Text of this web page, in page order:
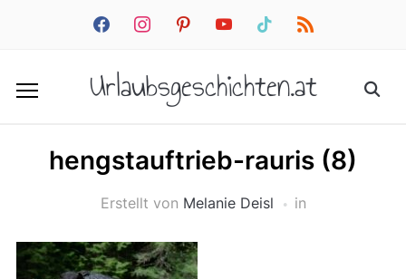
facebookinstagrampinterestyoutube tiktok rss
Urlaubsgeschichten.at
hengstauftrieb-rauris (8)
Erstellt von Melanie Deisl in